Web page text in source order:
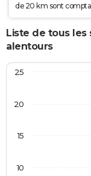
de 20 km sont
Liste de tous les
alentours
10
15
20
25